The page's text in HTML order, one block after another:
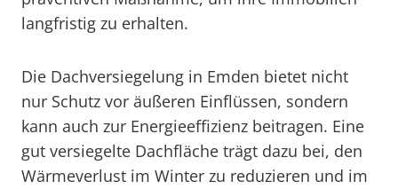
langfristig zu erhalten.
Die Dachversiegelung in Emden bietet nicht
nur Schutz vor äußeren Einflüssen, sondern
kann auch zur Energieeffizienz beitragen. Eine
gut versiegelte Dachfläche trägt dazu bei, den
Wärmeverlust im Winter zu reduzieren und im